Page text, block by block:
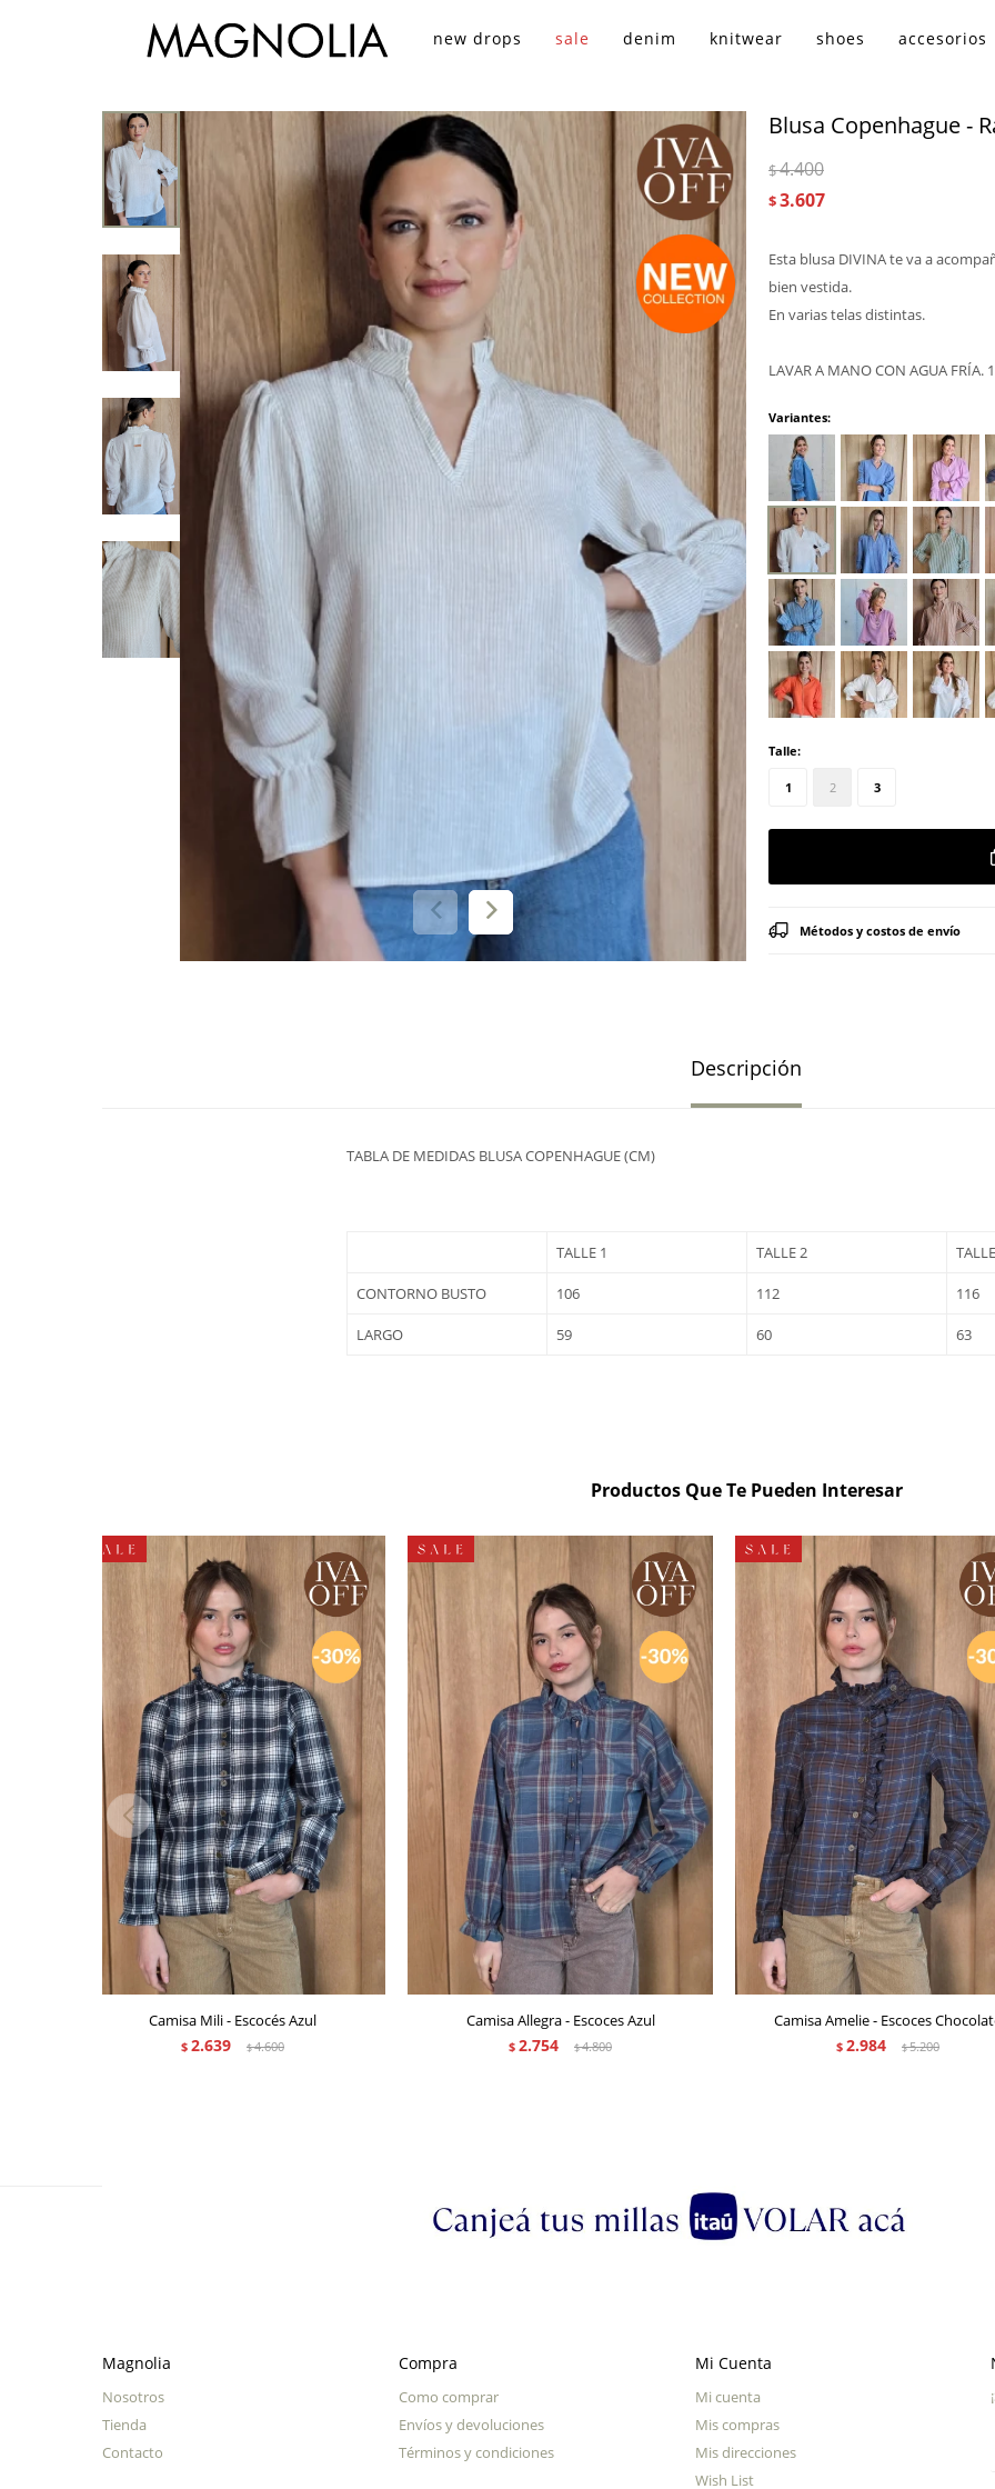
new drops sale denim knitwear shoes accesorios
Blusa Copenhague -
$3.607
$4.400
Esta blusa DIVINA te va a
bien vestida.
En varias telas distintas.
LAVAR A MANO CON AGUA FRÍA.
Variantes:
Talle:
1 2 3
Métodos y costos de envío
Descripción
TABLA DE MEDIDAS BLUSA COPENHAGUE (CM)
TALLE 1 TALLE 2
CONTORNO BUSTO 106 112 116
LARGO 59 60 63
Productos Que Te Pueden Interesar
Camisa Mili - Escocés Azul
$ 2.639 $4.600
Camisa Allegra - Escoces Azul
$ 2.754 $4.800
Camisa Amelie - Escoces
$ 2.984 $5.200
Magnolia
Nosotros
Tienda
Contacto
Compra
Como comprar
Envíos y devoluciones
Términos y condiciones
Mi Cuenta
Mi cuenta
Mis compras
Mis direcciones
Wish List